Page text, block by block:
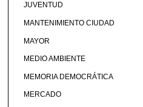
JUVENTUD
MANTENIMIENTO CIUDAD
MAYOR
MEDIO AMBIENTE
MEMORIA DEMOCRÁTICA
MERCADO